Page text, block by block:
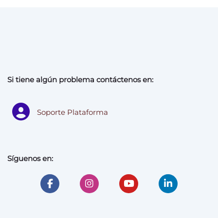
Si tiene algún problema contáctenos en:
Soporte Plataforma
Síguenos en: